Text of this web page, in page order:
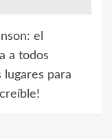
el
a todos
lugares para